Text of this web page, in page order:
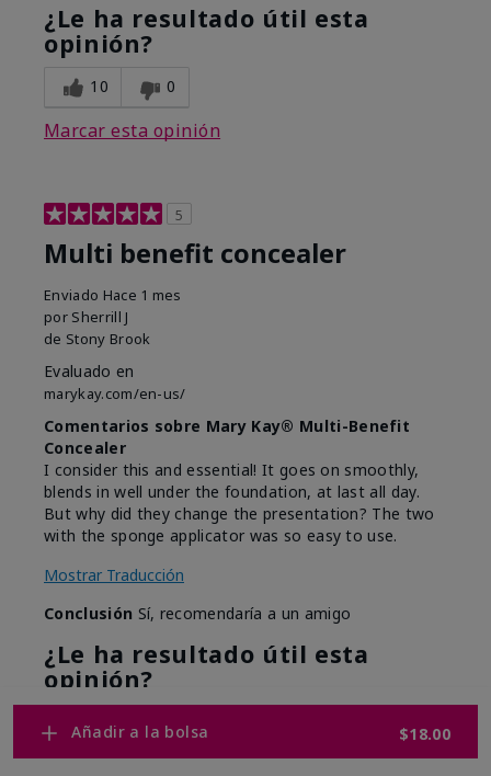
Añadir a la bolsa $18.00
¿Le ha resultado útil esta
opinión?
10 0
Marcar esta opinión
5
Multi benefit concealer
Enviado Hace 1 mes
por Sherrill J
de Stony Brook
Evaluado en
marykay.com/en-us/
Comentarios sobre Mary Kay® Multi-Benefit
Concealer
I consider this and essential! It goes on smoothly,
blends in well under the foundation, at last all day.
But why did they change the presentation? The two
with the sponge applicator was so easy to use.
Mostrar Traducción
Conclusión Sí, recomendaría a un amigo
¿Le ha resultado útil esta
opinión?
0
Marcar esta opinión